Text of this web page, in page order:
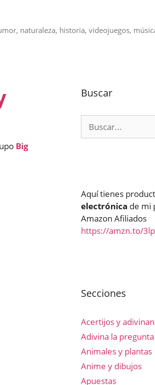
naturaleza, historia, videojuegos,
Big
Buscar
Aquí tienes
electrónica de mi
Amazon Afiliados
https://amzn.to/
Secciones
Acertijos y
Adivina la pregunta
Animales y plantas
Anime y dibujos
Apuestas